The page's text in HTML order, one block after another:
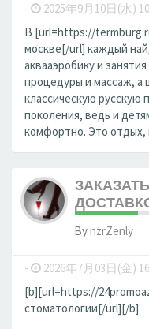
- 2025年9月10日(水)
В [url=https://
москве[/url] каждый
аквааэробику и
процедуры и массаж,
классическую русскую
поколения, ведь и
комфортно. Это отдых,
BynzrZenly
- 2026年7月03日(金)
[b][url=https://
стоматологии[/url][/b]